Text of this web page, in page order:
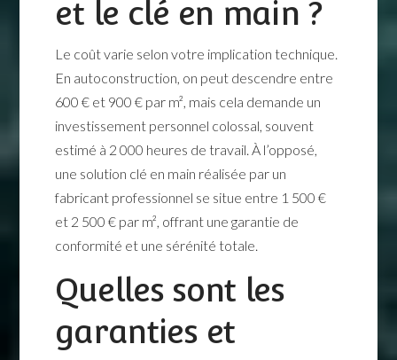
et le clé en main ?
Le coût varie selon votre implication technique.
En autoconstruction, on peut descendre entre
600 € et 900 € par m², mais cela demande un
investissement personnel colossal, souvent
estimé à 2 000 heures de travail. À l’opposé,
une solution clé en main réalisée par un
fabricant professionnel se situe entre 1 500 €
et 2 500 € par m², offrant une garantie de
conformité et une sérénité totale.
Quelles sont les
garanties et